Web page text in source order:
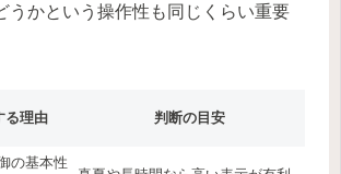
うかという操作性も同じくらい重要
る理由 判断の目安
の基本性